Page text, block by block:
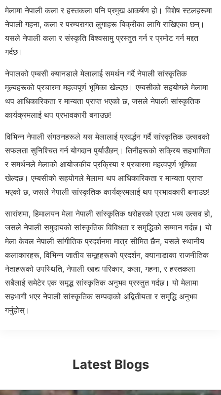
मेलामा नेपाली कला र हस्तकला पनि प्रमुख आकर्षण हो। विशेष स्टलहरूमा
नेपाली गहना, कला र परम्परागत लुगाहरू बिक्रीका लागि राखिएका छन्।
यसले नेपाली कला र संस्कृति विश्वसामु प्रस्तुत गर्न र प्रमोट गर्न मद्दत
गर्दछ।
नेपालको एम्बसी क्यानडाले मेलालाई समर्थन गर्दै नेपाली सांस्कृतिक
मूल्यहरूको प्रचारमा महत्वपूर्ण भूमिका खेल्दछ। एम्बसीको सहयोगले मेलामा
थप आधिकारिकता र मान्यता प्राप्त भएको छ, जसले नेपाली सांस्कृतिक
कार्यक्रमलाई थप प्रभावकारी बनाउछ!
विभिन्न नेपाली संगठनहरूले यस मेलालाई प्रवर्द्धन गर्दै सांस्कृतिक उत्सवको
सफलता सुनिश्चित गर्न योगदान पुर्याउँछन्। तिनीहरूको सक्रिय सहभागिता
र समर्थनले मेलाको आयोजकीय प्रक्रिया र प्रचारमा महत्वपूर्ण भूमिका
खेल्दछ। एम्बसीको सहयोगले मेलामा थप आधिकारिकता र मान्यता प्राप्त
भएको छ, जसले नेपाली सांस्कृतिक कार्यक्रमलाई थप प्रभावकारी बनाउछ!
सारांशमा, हिमालयन मेला नेपाली सांस्कृतिक धरोहरको एउटा भव्य उत्सव हो,
जसले नेपाली समुदायको सांस्कृतिक विविधता र समृद्धिको सम्मान गर्दछ। यो
मेला केवल नेपाली सांगीतिक प्रदर्शनमा मात्र सीमित छैन, यसले स्थानीय
कलाकारहरू, विभिन्न जातीय समूहहरूको प्रदर्शन, क्यानाडाका राजनीतिक
नेताहरूको उपस्थिति, नेपाली खाद्य परिकार, कला, गहना, र हस्तकला
सबैलाई समेटेर एक समृद्ध सांस्कृतिक अनुभव प्रस्तुत गर्दछ। यो मेलामा
सहभागी भएर नेपाली सांस्कृतिक सम्पदाको अद्वितीयता र समृद्धि अनुभव
गर्नुहोस्।
Latest Blogs